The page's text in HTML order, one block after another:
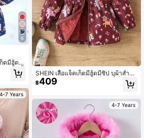
6
ก็ตมีฮู้ดผ้
มปกเสื้
เหมาะ
4-7 Years
SHEIN เสื้อแจ็คเก็ตมีฮู้ดมีซิป บุผ้าสำลีกั
นหนาว พิมพ์ลาย น่ารัก สำหรับเด็กผู้หญิ
ง สำหรับฤดูใบไม้ร่วง/ฤดูหนาว เสื้อผ้าเ
แจ็คเก็ตลายการ์ตูนสำหรับเด็กผู้หญิง
฿409
4-7 Years